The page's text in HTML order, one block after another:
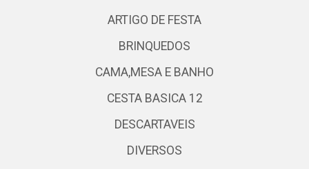
ARTIGO DE FESTA
BRINQUEDOS
CAMA,MESA E BANHO
CESTA BASICA 12
DESCARTAVEIS
DIVERSOS